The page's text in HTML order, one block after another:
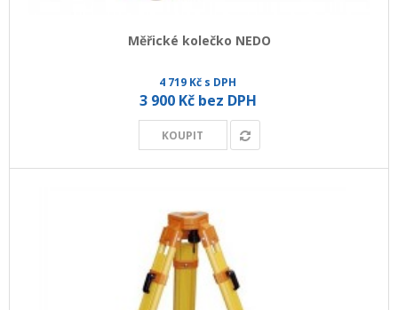
Měřické kolečko NEDO
4 719 Kč s DPH
3 900 Kč bez DPH
KOUPIT